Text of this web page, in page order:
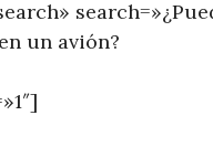
un avión?